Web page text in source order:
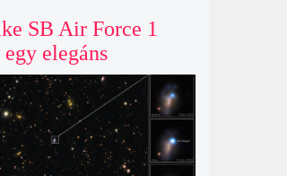
SB Air Force 1
elegáns
bukkant